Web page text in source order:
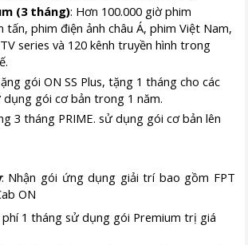
(3 tháng): Hơn 100.000 giờ phim
tấn, phim điện ảnh châu Á, phim Việt Nam,
series và 120 kênh truyền hình trong
gói ON SS Plus, tặng 1 tháng cho các
dụng gói cơ bản trong 1 năm.
3 tháng PRIME. sử dụng gói cơ bản lên
: Nhận gói ứng dụng giải trí bao gồm FPT
ON
phí 1 tháng sử dụng gói Premium trị giá